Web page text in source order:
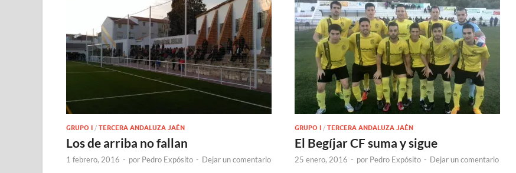
GRUPO I / TERCERA ANDALUZA JAÉN
Los de arriba no fallan
1 febrero, 2016 - por Pedro Expósito - Dejar un comentario
GRUPO I / TERCERA ANDALUZA JAÉN
El Begíjar CF suma y sigue
25 enero, 2016 - por Pedro Expósito - Dejar un comentario